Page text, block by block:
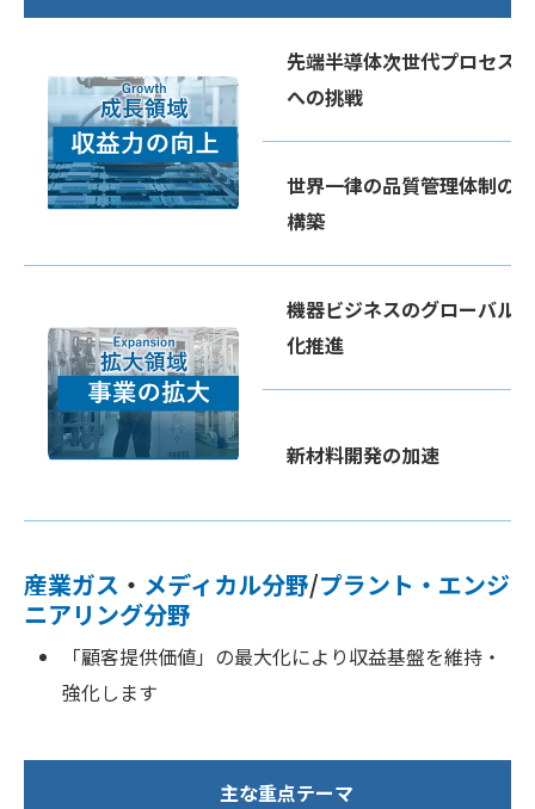
先端半導体次世代プロセス
への挑戦
世界一律の品質管理体制の
構築
機器ビジネスのグローバル
化推進
新材料開発の加速
産業ガス ・ メディカル分野/プラント・エンジ
ニアリング分野
「顧客提供価値」の最大化により収益基盤を維持・
強化します
主な重点テーマ